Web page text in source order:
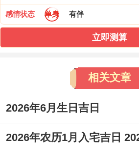
感情状态 单身 有伴
立即测算
相关文章
2026年6月生日吉日